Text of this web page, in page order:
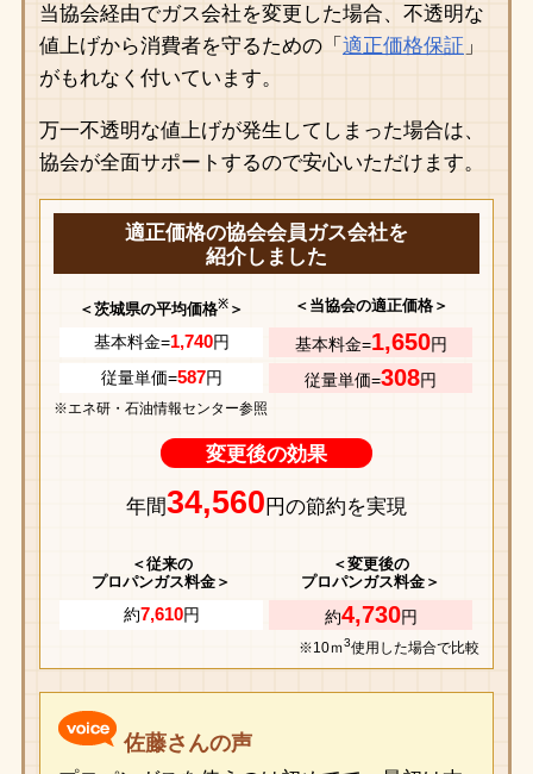
当協会経由でガス会社を変更した場合、不透明な
値上げから消費者を守るための「 適正価格保証 」
がもれなく付いています。
万一不透明な値上げが発生してしまった場合は、
協会が全面サポートするので安心いただけます。
適正価格の協会会員ガス会社を
紹介しました
＜茨城県の平均価格※ ＞ ＜当協会の適正価格＞
基本料金=1,740円 基本料金=1,650円
従量単価=587円 従量単価=308円
※エネ研・石油情報センター参照
変更後の効果
年間34,560 円の節約を実現
＜従来の
プロパンガス料金＞
＜変更後の
プロパンガス料金＞
約7,610円 約4,730円
※10ｍ3使用した場合で比較
佐藤さんの声